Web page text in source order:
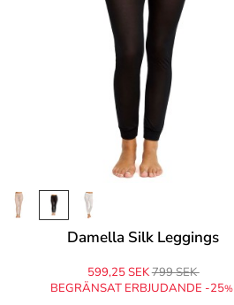
Damella Silk Leggings
599,25 SEK799 SEK
BEGRÄNSAT ERBJUDANDE -25%